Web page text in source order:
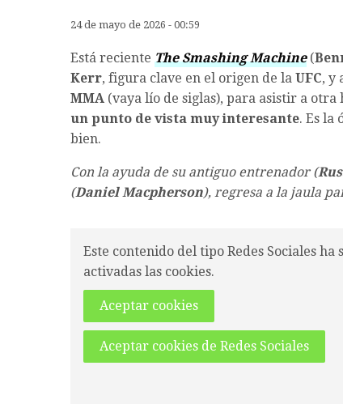
24 de mayo de 2026 - 00:59
Está reciente The Smashing Machine(
Kerr, figura clave en el origen de la UFC, y
MMA (vaya lío de siglas), para asistir a
un punto de vista muy interesante. Es la
bien.
Con la ayuda de su antiguo entrenador (
(Daniel Macpherson), regresa a la jaula
Este contenido del tipo Redes Sociales
activadas las cookies.
Aceptar cookies
Aceptar cookies de Redes Sociales